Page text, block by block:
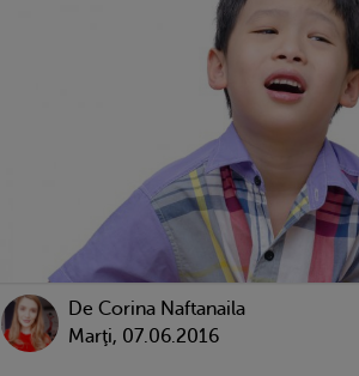
De Corina Naftanaila
Marţi, 07.06.2016